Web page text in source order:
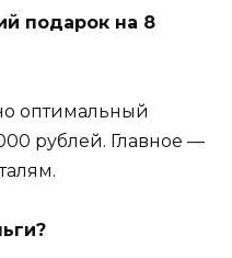
подарок на 8
оптимальный
рублей. Главное —